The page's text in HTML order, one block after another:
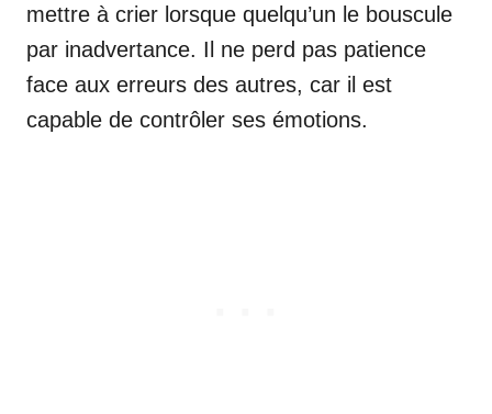
mettre à crier lorsque quelqu’un le bouscule
par inadvertance. Il ne perd pas patience
face aux erreurs des autres, car il est
capable de contrôler ses émotions.